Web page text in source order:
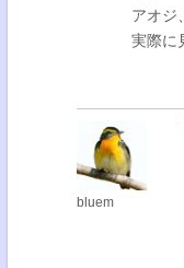
アオジ
実際に
bluem